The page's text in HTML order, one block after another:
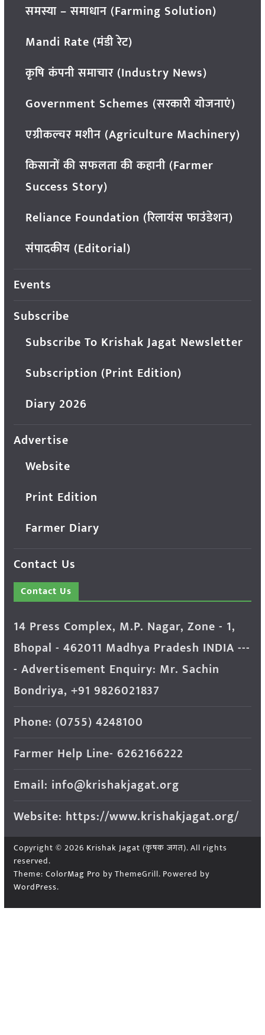
समस्या – समाधान (Farming Solution)
Mandi Rate (मंडी रेट)
कृषि कंपनी समाचार (Industry News)
Government Schemes (सरकारी योजनाएं)
एग्रीकल्चर मशीन (Agriculture Machinery)
किसानों की सफलता की कहानी (Farmer
Success Story)
Reliance Foundation (रिलायंस फाउंडेशन)
संपादकीय (Editorial)
Events
Subscribe
Subscribe To Krishak Jagat Newsletter
Subscription (Print Edition)
Diary 2026
Advertise
Website
Print Edition
Farmer Diary
Contact Us
Contact Us
14 Press Complex, M.P. Nagar, Zone - 1,
Bhopal - 462011 Madhya Pradesh INDIA ---
- Advertisement Enquiry: Mr. Sachin
Bondriya, +91 9826021837
Phone: (0755) 4248100
Farmer Help Line- 6262166222
Email: info@krishakjagat.org
Website: https://www.krishakjagat.org/
Copyright © 2026 Krishak Jagat (कृषक जगत). All rights
reserved.
Theme: ColorMag Pro by ThemeGrill. Powered by
WordPress.